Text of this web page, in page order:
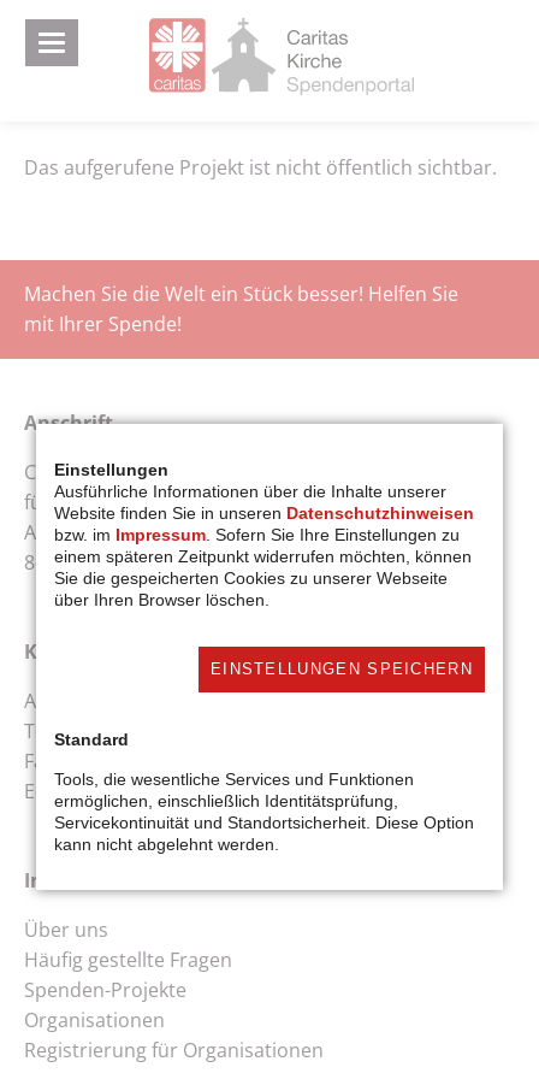
Das aufgerufene Projekt ist nicht öffentlich sichtbar.
Machen Sie die Welt ein Stück besser! Helfen Sie
mit Ihrer Spende!
Anschrift
Caritasverband
für die Diözese Augsburg e.V.
Auf dem Kreuz 41
86152 Augsburg
Kontakt
Ansprechpartner: Bernhard Gattner
Tel.:+49 (0) 821 3156-219
Fax: +49 (0) 821 3156-320
E-Mail:spendenportal@caritas-augsburg.de
Infos
Über uns
Häufig gestellte Fragen
Spenden-Projekte
Organisationen
Registrierung für Organisationen
Einstellungen
Ausführliche Informationen über die Inhalte unserer
Website finden Sie in unseren Datenschutzhinweisen
bzw. im Impressum . Sofern Sie Ihre Einstellungen zu
einem späteren Zeitpunkt widerrufen möchten, können
Sie die gespeicherten Cookies zu unserer Webseite
über Ihren Browser löschen.
EINSTELLUNGEN SPEICHERN
Standard
Tools, die wesentliche Services und Funktionen
ermöglichen, einschließlich Identitätsprüfung,
Servicekontinuität und Standortsicherheit. Diese Option
kann nicht abgelehnt werden.